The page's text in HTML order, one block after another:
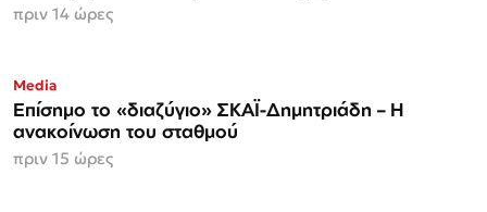
πριν 14 ώρες
Media
Επίσημο το «διαζύγιο» ΣΚΑΪ-Δημητριάδη – Η
ανακοίνωση του σταθμού
πριν 15 ώρες